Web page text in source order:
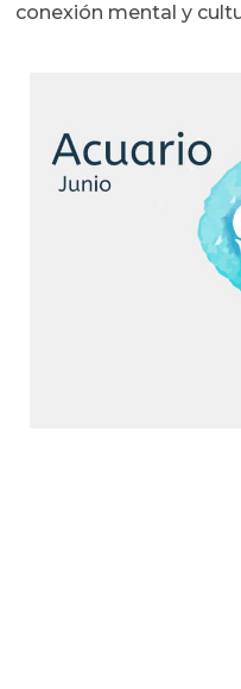
conexión mental y